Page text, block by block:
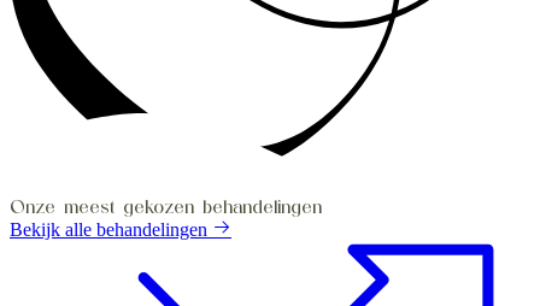
Onze meest gekozen behandelingen
Bekijk alle behandelingen